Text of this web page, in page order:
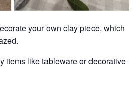
your own clay piece, which
items like tableware or decorative